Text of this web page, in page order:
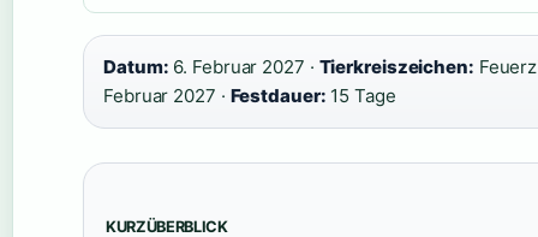
Datum: 6. Februar 2027 · Tierkreiszeichen:
Februar 2027 · Festdauer: 15 Tage
KURZÜBERBLICK